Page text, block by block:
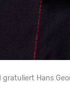
gratuliert Hans